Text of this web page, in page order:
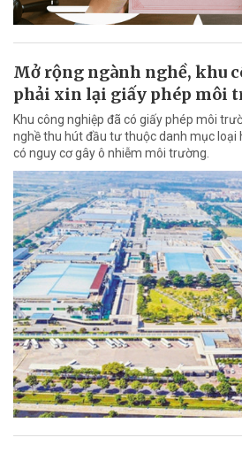
Mở rộng ngành nghề, khu
phải xin lại giấy phép môi
Khu công nghiệp đã có giấy phép môi
nghề thu hút đầu tư thuộc danh mục loại
có nguy cơ gây ô nhiễm môi trường.